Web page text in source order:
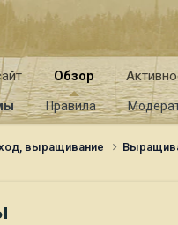
Обзор
Правила
выращивание